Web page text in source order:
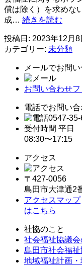
償は除く）を求めな
成… 続きを読む
信
託
ク
ー
ル
女
性
ボ
テ
ィ
ア
基
年
度
助
成
投稿日: 2023年12月8
カテゴリー: 未分類
メールでお問
お問い合わせフ
電話でお問い
0547-
受付時間 平日
08:30〜17:15
アクセス
〒427-0056
島田市大津通2
アクセスマップ
はこちら
社協のこと
社会福祉協議
島田市社会福
地域福祉計画